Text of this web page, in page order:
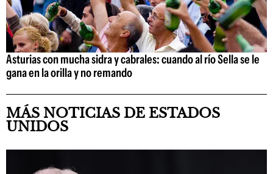
Asturias con mucha sidra y cabrales: cuando al río Sella se le
gana en la orilla y no remando
MÁS NOTICIAS DE ESTADOS
UNIDOS